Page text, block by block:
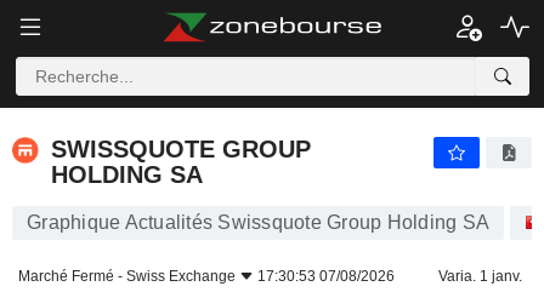
SWISSQUOTE GROUP
HOLDING SA
Graphique Actualités Swissquote Group Holding SA
Marché Fermé - Swiss Exchange 17:30:53 07/08/2026 Varia. 1 janv.